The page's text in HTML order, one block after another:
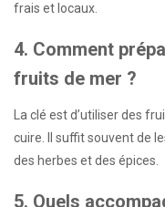
frais et locaux.
4. Comment
fruits de mer ?
La clé est d’utiliser des
cuire. Il suffit souvent de
des herbes et des épices.
5. Quels